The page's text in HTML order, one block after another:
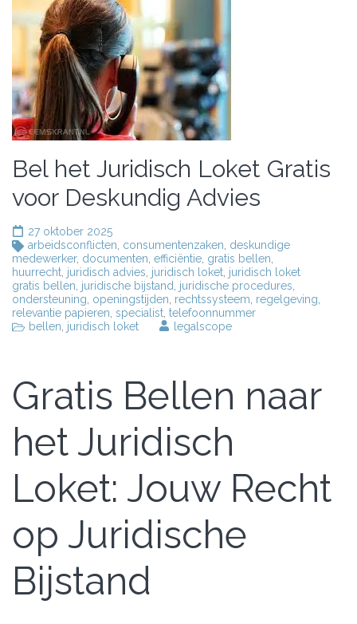
Bel het Juridisch Loket Gratis
voor Deskundig Advies
27 oktober 2025
arbeidsconflicten consumentenzaken deskundige
medewerker, documenten efficiëntie gratis bellen
huurrecht juridisch advies juridisch loket juridisch loket
gratis bellen juridische bijstand juridische procedures
ondersteuning openingstijden rechtssysteem regelgeving
relevantie papieren specialist telefoonnummer
bellen juridisch loket legalscope
Gratis Bellen naar
het Juridisch
Loket: Jouw Recht
op Juridische
Bijstand